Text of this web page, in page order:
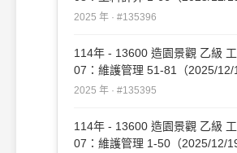
#135396
2025 年 · #135396
114年 - 13600 造園景觀 乙級
07：維護管理 51-81（2025/12/
#135395
2025 年 · #135395
114年 - 13600 造園景觀 乙級
07：維護管理 1-50（2025/12/